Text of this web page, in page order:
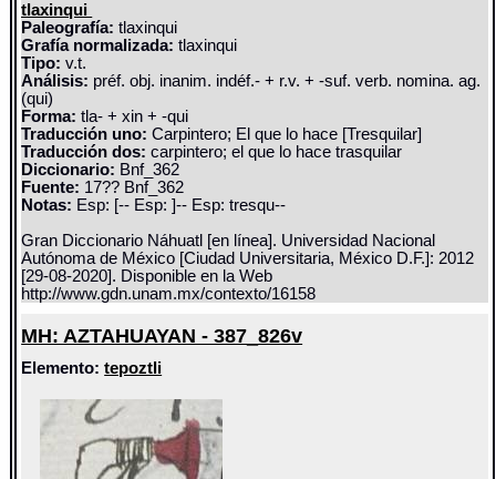
tlaxinqui
Paleografía: tlaxinqui
Grafía normalizada: tlaxinqui
Tipo: v.t.
Análisis: préf. obj. inanim. indéf.- + r.v. + -suf. verb. nomina. ag.
(qui)
Forma: tla- + xin + -qui
Traducción uno: Carpintero; El que lo hace [Tresquilar]
Traducción dos: carpintero; el que lo hace trasquilar
Diccionario: Bnf_362
Fuente: 17?? Bnf_362
Notas: Esp: [-- Esp: ]-- Esp: tresqu--
Gran Diccionario Náhuatl [en línea]. Universidad Nacional
Autónoma de México [Ciudad Universitaria, México D.F.]: 2012
[29-08-2020]. Disponible en la Web
http://www.gdn.unam.mx/contexto/16158
MH: AZTAHUAYAN - 387_826v
Elemento:tepoztli